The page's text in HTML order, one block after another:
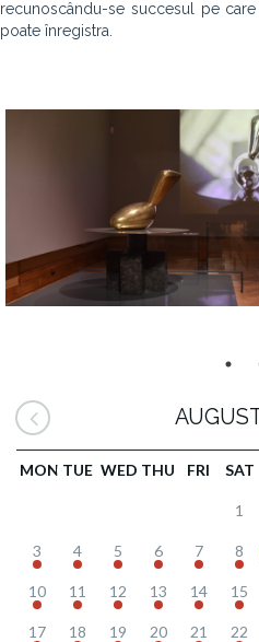
recunoscându-se succesul pe
poate înregistra.
MON TUE WED THU FRI SAT
1
3 4 5 6 7 8
10 11 12 13 14 15
17 18 19 20 21 22